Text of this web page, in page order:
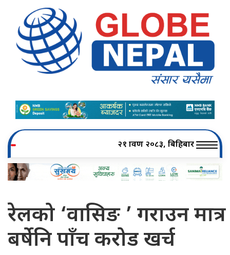
२१ श्रावण २०८३, बिहिबार
रेलको ‘वासिङ ’ गराउन मात्र
बर्षेनि पाँच करोड खर्च